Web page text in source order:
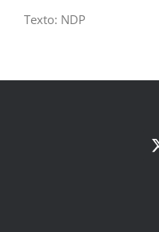
Texto: NDP